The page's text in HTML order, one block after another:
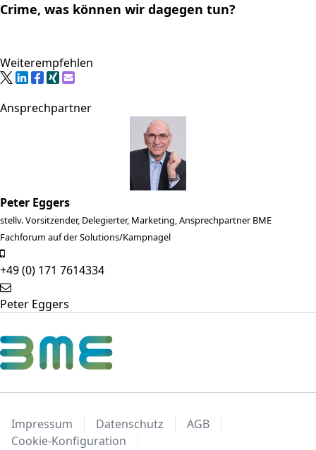
Crime, was können wir dagegen tun?
Weiterempfehlen
Ansprechpartner
Peter Eggers
stellv. Vorsitzender, Delegierter, Marketing, Ansprechpartner BME
Fachforum auf der Solutions/Kampnagel
+49 (0) 171 7614334
Peter Eggers
Impressum Datenschutz
AGB
Cookie-Konfiguration